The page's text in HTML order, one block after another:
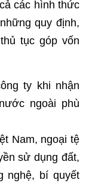
các hình thức
quy định,
tục góp vốn
ty khi nhận
ngoài phù
Nam, ngoại tệ
sử dụng đất,
nghệ, bí quyết